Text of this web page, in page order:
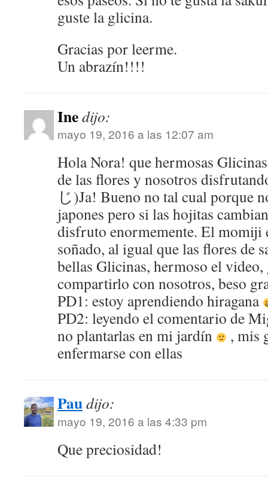
guste la glicina.
Gracias por leerme.
Un abrazín!!!!
Inedijo:
mayo 19, 2016 a las 12:07 am
Hola Nora! que hermosas
de las flores y nosotros
じ)Ja! Bueno no tal cual porque
japones pero si las hojitas
disfruto enormemente. El momiji
soñado, al igual que las flores de
bellas Glicinas, hermoso el video,
compartirlo con nosotros, beso
PD1: estoy aprendiendo hiragana
PD2: leyendo el comentario de
no plantarlas en mi jardín
, mis
enfermarse con ellas
Paudijo:
mayo 19, 2016 a las 4:33 pm
Que preciosidad!